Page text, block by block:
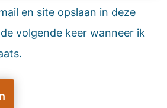
en site opslaan in deze
volgende keer wanneer ik